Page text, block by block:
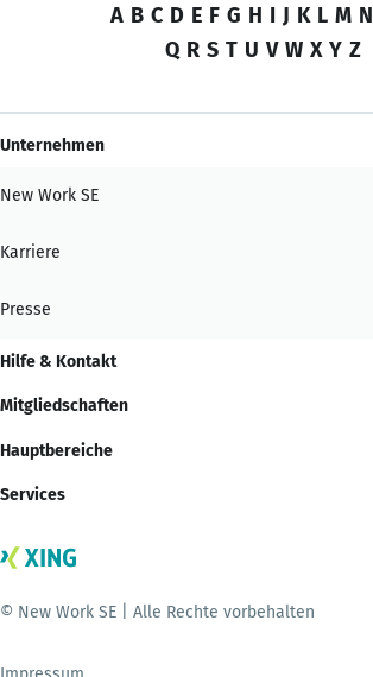
A B C D E F G H I J K L M N
Q R S T U V W X Y Z
Unternehmen
New Work SE
Karriere
Presse
Hilfe & Kontakt
Mitgliedschaften
Hauptbereiche
Services
© New Work SE | Alle Rechte vorbehalten